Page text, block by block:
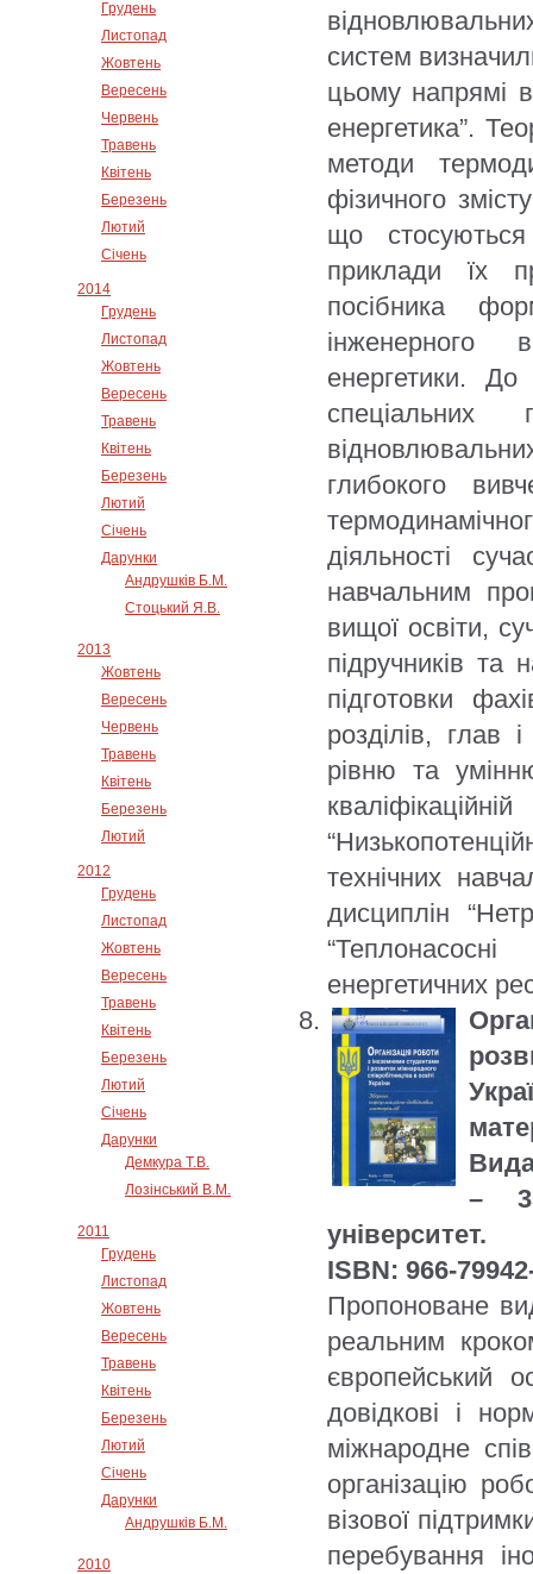
Грудень
Листопад
Жовтень
Вересень
Червень
Травень
Квітень
Березень
Лютий
Січень
2014
Грудень
Листопад
Жовтень
Вересень
Травень
Квітень
Березень
Лютий
Січень
Дарунки
Андрушків Б.М.
Стоцький Я.В.
2013
Жовтень
Вересень
Червень
Травень
Квітень
Березень
Лютий
2012
Грудень
Листопад
Жовтень
Вересень
Травень
Квітень
Березень
Лютий
Січень
Дарунки
Демкура Т.В.
Лозінський В.М.
2011
Грудень
Листопад
Жовтень
Вересень
Травень
Квітень
Березень
Лютий
Січень
Дарунки
Андрушків Б.М.
2010
систем
цьому напрямі
енергетика”.
методи
фізичного
що
приклади їх
посібника
інженерного
енергетики.
спеціальних
глибокого
діяльності
навчальним
вищої освіти,
підручників та
підготовки
розділів, глав
рівню та
технічних
дисциплін
енергетичних
–
університет.
ISBN: 966-
Пропоноване
реальним
європейський
довідкові і
міжнародне
організацію
візової
перебування